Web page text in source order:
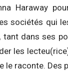
Haraway
sociétés qui
tant dans ses
les
le raconte.